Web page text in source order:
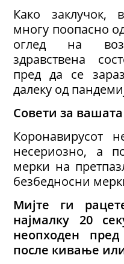
Како заклучок,
многу поопасно
оглед на
здравствена
пред да се
далеку од
Совети за
Коронавирусот
несериозно, а
мерки на
безбедносни
Мијте ги
најмалку 20
неопходен
после кивање